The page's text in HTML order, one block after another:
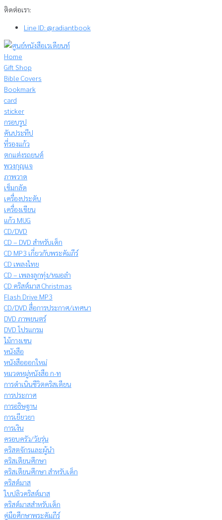
Skip
content
ติดต่อเรา:
Line ID: @radiantbook
Home
Gift Shop
Bible Covers
Bookmark
card
sticker
กรอบรูป
คันประทีป
ที่รองแก้ว
ตกแต่งรถยนต์
พวงกุญแจ
ภาพวาด
เข็มกลัด
เครื่องประดับ
เครื่องเขียน
แก้ว MUG
CD/DVD
CD – DVD สำหรับเด็ก
CD MP3 เกี่ยวกับพระคัมภีร์
CD เพลงไทย
CD – เพลงลูกทุ่ง/หมอลำ
CD คริสต์มาส Christmas
Flash Drive MP3
CD/DVD สื่อการประกาศ/เทศนา
DVD ภาพยนตร์
DVD โปรแกรม
ไม้กางเขน
หนังสือ
หนังสือออกใหม่
หมวดหมู่หนังสือ ก-ท
การดำเนินชีวิตคริสเตียน
การประกาศ
การอธิษฐาน
การเยียวยา
การเงิน
ครอบครัว/วัยรุ่น
คริสตจักรและผู้นำ
คริสเตียนศึกษา
คริสเตียนศึกษา สำหรับเด็ก
คริสต์มาส
ใบปลิวคริสต์มาส
คริสต์มาสสำหรับเด็ก
คู่มือศึกษาพระคัมภีร์